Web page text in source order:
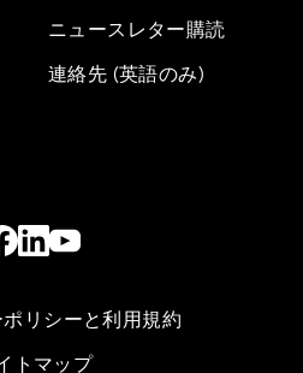
ニュースレター購読
連絡先 (英語のみ)
リシーと利用規約
トマップ